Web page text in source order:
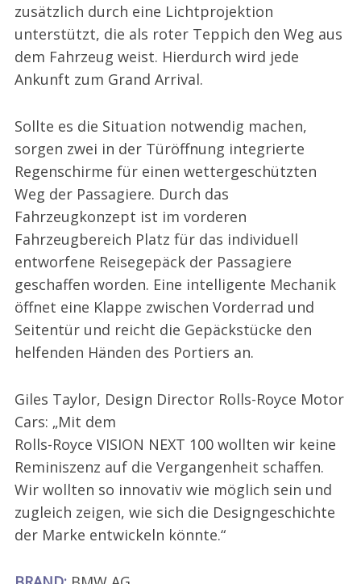
zusätzlich durch eine Lichtprojektion
unterstützt, die als roter Teppich den Weg aus
dem Fahrzeug weist. Hierdurch wird jede
Ankunft zum Grand Arrival.
Sollte es die Situation notwendig machen,
sorgen zwei in der Türöffnung integrierte
Regenschirme für einen wettergeschützten
Weg der Passagiere. Durch das
Fahrzeugkonzept ist im vorderen
Fahrzeugbereich Platz für das individuell
entworfene Reisegepäck der Passagiere
geschaffen worden. Eine intelligente Mechanik
öffnet eine Klappe zwischen Vorderrad und
Seitentür und reicht die Gepäckstücke den
helfenden Händen des Portiers an.
Giles Taylor, Design Director Rolls-Royce Motor
Cars: „Mit dem
Rolls-Royce VISION NEXT 100 wollten wir keine
Reminiszenz auf die Vergangenheit schaffen.
Wir wollten so innovativ wie möglich sein und
zugleich zeigen, wie sich die Designgeschichte
der Marke entwickeln könnte.“